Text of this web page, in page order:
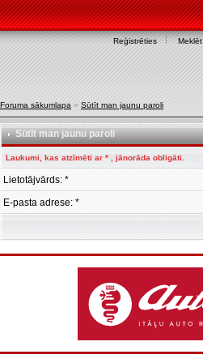
Reģistrēties Meklēt
Foruma sākumlapa » Sūtīt man jaunu paroli
Sūtīt man jaunu paroli
Laukumi, kas atzīmēti ar * , jānorāda obligāti.
Lietotājvārds: *
E-pasta adrese: *